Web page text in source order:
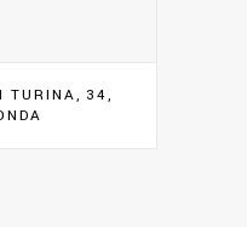
TURINA, 34,